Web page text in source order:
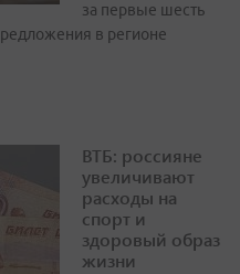
за первые шесть
в регионе
ВТБ: россияне
увеличивают
расходы на
спорт и
здоровый образ
жизни